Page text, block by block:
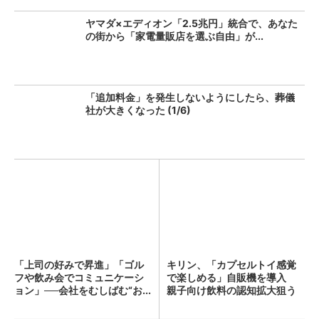
ヤマダ×エディオン「2.5兆円」統合で、あなた
の街から「家電量販店を選ぶ自由」が...
「追加料金」を発生しないようにしたら、葬儀
社が大きくなった (1/6)
「上司の好みで昇進」「ゴル
フや飲み会でコミュニケーシ
ョン」──会社をむしばむ“お...
キリン、「カプセルトイ感覚
で楽しめる」自販機を導入
親子向け飲料の認知拡大狙う